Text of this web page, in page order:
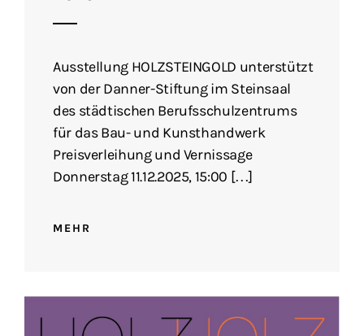
Ausstellung HOLZSTEINGOLD unterstützt
von der Danner-Stiftung im Steinsaal
des städtischen Berufsschulzentrums
für das Bau- und Kunsthandwerk
Preisverleihung und Vernissage
Donnerstag 11.12.2025, 15:00 […]
MEHR